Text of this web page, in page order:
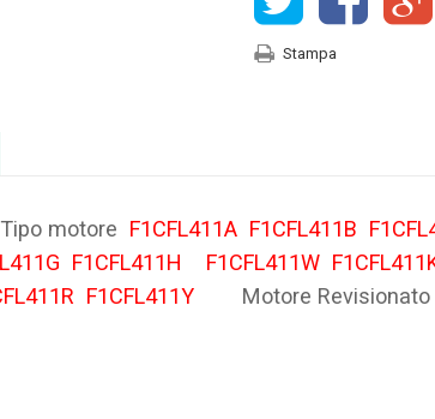
Stampa
motore F1CFL411A F1CFL411B
F1CFL411H F1CFL411W
F1CFL411Y Motore